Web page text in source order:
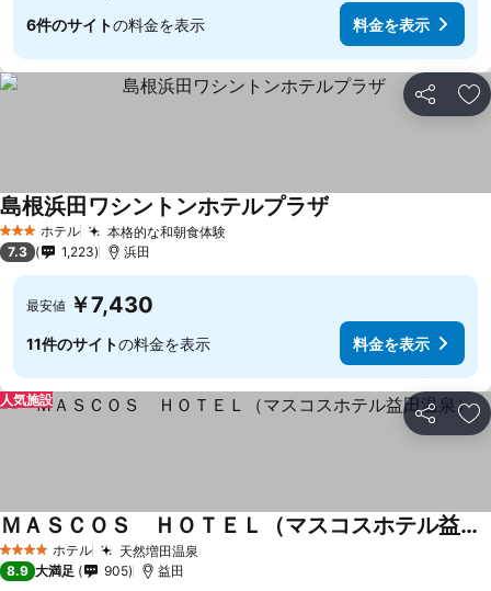
6件のサイトの料金を表示 料金を表示
シェア お
3 ホテルのランク
ホテル 本格的な和朝食体験
島根浜田ワシントンホテルプラザ
7.3 1,223 浜田
最安値 ￥7,430
11件のサイトの料金を表示 料金を表示
シェア お
人気施設
4 ホテルのランク
ホテル 天然増田温泉
ＭＡＳＣＯＳ ＨＯＴＥＬ（マスコスホテル益田温泉）
8.9 大満足 905 益田